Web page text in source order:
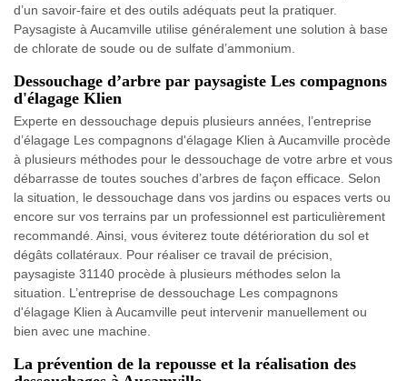
d’un savoir-faire et des outils adéquats peut la pratiquer.
Paysagiste à Aucamville utilise généralement une solution à base
de chlorate de soude ou de sulfate d’ammonium.
Dessouchage d’arbre par paysagiste Les compagnons
d'élagage Klien
Experte en dessouchage depuis plusieurs années, l’entreprise
d’élagage Les compagnons d'élagage Klien à Aucamville procède
à plusieurs méthodes pour le dessouchage de votre arbre et vous
débarrasse de toutes souches d’arbres de façon efficace. Selon
la situation, le dessouchage dans vos jardins ou espaces verts ou
encore sur vos terrains par un professionnel est particulièrement
recommandé. Ainsi, vous éviterez toute détérioration du sol et
dégâts collatéraux. Pour réaliser ce travail de précision,
paysagiste 31140 procède à plusieurs méthodes selon la
situation. L’entreprise de dessouchage Les compagnons
d'élagage Klien à Aucamville peut intervenir manuellement ou
bien avec une machine.
La prévention de la repousse et la réalisation des